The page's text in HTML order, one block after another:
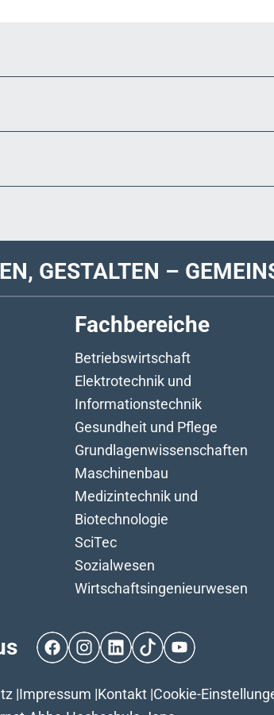
GESTALTEN –
Fachbereiche
Betriebswirtschaft
Elektrotechnik und
Informationstechnik
Gesundheit und Pflege
Grundlagenwissenschaften
Maschinenbau
Medizintechnik und
Biotechnologie
SciTec
Sozialwesen
Wirtschaftsingenieurwesen
FacebookInstagram
LinkedInTikTokYouTube
|Impressum |Kontakt |Cookie-